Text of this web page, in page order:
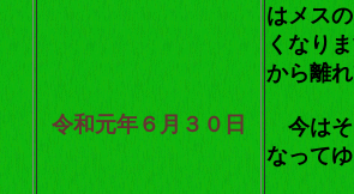
令和元年６月３０日
はメス
くなり
から離
今はそ
なって